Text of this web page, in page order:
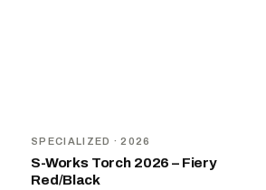
SPECIALIZED · 2026
S-Works Torch 2026 – Fiery
Red/Black